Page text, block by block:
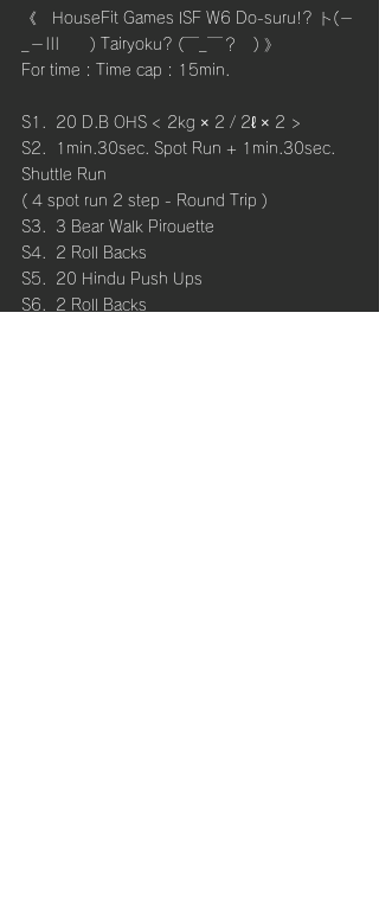
《　HouseFit Games ISF W6 Do-suru!? ト(－
_－|||　　) Tairyoku? (￣_￣？　) 》
For time : Time cap : 15min.
S1.  20 D.B OHS < 2kg × 2 / 2ℓ × 2 >
S2.  1min.30sec. Spot Run + 1min.30sec.
Shuttle Run
( 4 spot run 2 step - Round Trip )
S3.  3 Bear Walk Pirouette
S4.  2 Roll Backs
S5.  20 Hindu Push Ups
S6.  2 Roll Backs